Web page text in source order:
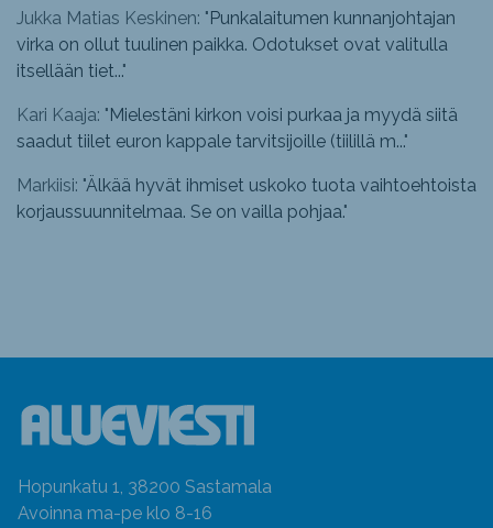
Jukka Matias Keskinen: "Punkalaitumen kunnanjohtajan
virka on ollut tuulinen paikka. Odotukset ovat valitulla
itsellään tiet..."
Kari Kaaja: "Mielestäni kirkon voisi purkaa ja myydä siitä
saadut tiilet euron kappale tarvitsijoille (tiilillä m..."
Markiisi: "Älkää hyvät ihmiset uskoko tuota vaihtoehtoista
korjaussuunnitelmaa. Se on vailla pohjaa."
Hopunkatu 1, 38200 Sastamala
Avoinna ma-pe klo 8-16